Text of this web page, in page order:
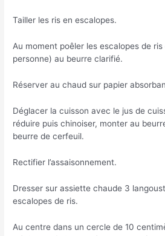
Tailler les ris en escalopes.
Au moment poêler les escalopes de
personne) au beurre clarifié.
Réserver au chaud sur papier
Déglacer la cuisson avec le jus de
réduire puis chinoiser, monter au
beurre de cerfeuil.
Rectifier l’assaisonnement.
Dresser sur assiette chaude 3
escalopes de ris.
Au centre dans un cercle de 10